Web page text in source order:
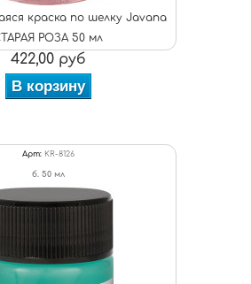
краска по шелку Javana
РОЗА 50 мл
422,00 руб
В корзину
Арт: KR-8126
б. 50 мл